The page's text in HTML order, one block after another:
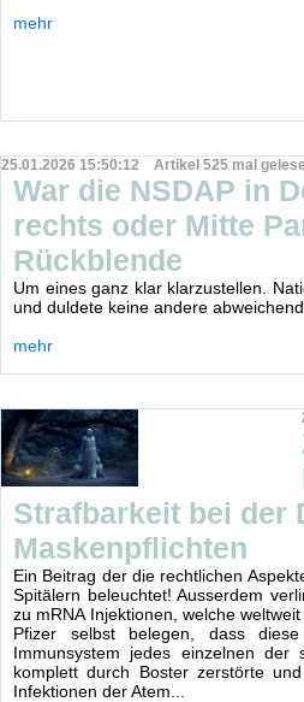
mehr
25.01.2026 15:50:12 Artikel 525 mal
War die NSDAP in
rechts oder Mitte
Rückblende
Um eines ganz klar klarzustellen.
und duldete keine andere
mehr
Strafbarkeit bei der
Maskenpflichten
Ein Beitrag der die rechtlichen
Spitälern beleuchtet! Ausserdem
zu mRNA Injektionen, welche
Pfizer selbst belegen, dass
Immunsystem jedes einzelnen der
komplett durch Boster zerstörte
Infektionen der Atem...